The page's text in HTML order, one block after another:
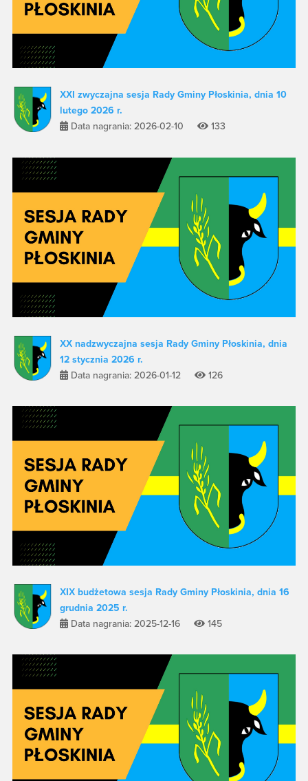
XXI zwyczajna sesja Rady Gminy Płoskinia, dnia 10
lutego 2026 r.
Data nagrania: 2026-02-10
133
XX nadzwyczajna sesja Rady Gminy Płoskinia, dnia
12 stycznia 2026 r.
Data nagrania: 2026-01-12
126
XIX budżetowa sesja Rady Gminy Płoskinia, dnia 16
grudnia 2025 r.
Data nagrania: 2025-12-16
145